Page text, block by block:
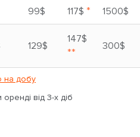
99$ 117$ *
1500$
129$
147$
** 300$
на добу
від 3-х діб